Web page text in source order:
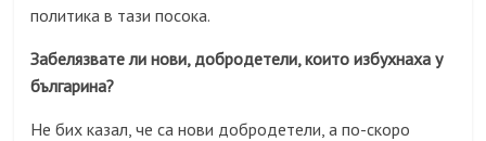
политика в тази посока.
Забелязвате ли нови, добродетели, които избухнаха у
българина?
Не бих казал, че са нови добродетели, а по-скоро